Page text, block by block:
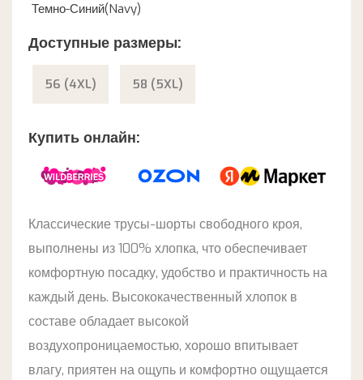
Темно-Синий(Navy)
Доступные размеры:
56 (4XL) 58 (5XL)
Купить онлайн:
Классические трусы-шорты свободного кроя,
выполнены из 100% хлопка, что обеспечивает
комфортную посадку, удобство и практичность на
каждый день. Высококачественный хлопок в
составе обладает высокой
воздухопроницаемостью, хорошо впитывает
влагу, приятен на ощупь и комфортно ощущается